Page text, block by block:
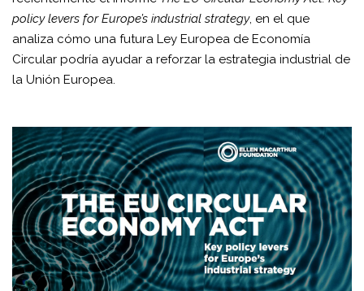
policy levers for Europe’s industrial strategy, en el que
analiza cómo una futura Ley Europea de Economía
Circular podría ayudar a reforzar la estrategia industrial de
la Unión Europea.